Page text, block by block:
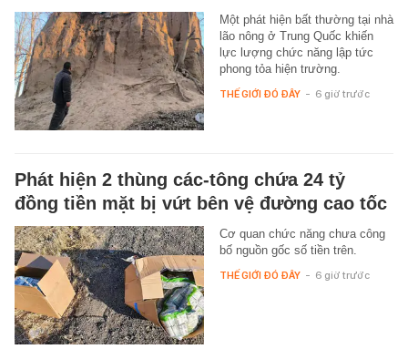
Một phát hiện bất thường tại nhà
lão nông ở Trung Quốc khiến
lực lượng chức năng lập tức
phong tỏa hiện trường.
THẾ GIỚI ĐÓ ĐÂY - 6 giờ trước
Phát hiện 2 thùng các-tông chứa 24 tỷ
đồng tiền mặt bị vứt bên vệ đường cao tốc
Cơ quan chức năng chưa công
bố nguồn gốc số tiền trên.
THẾ GIỚI ĐÓ ĐÂY - 6 giờ trước